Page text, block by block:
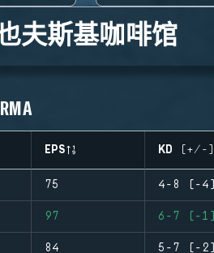
夫斯基咖啡馆
EPS KD (+/-)
75 4-8 (-4)
97 6-7 (-1)
84 5-7 (-2)